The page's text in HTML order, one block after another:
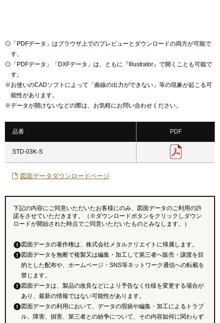
◎ 「PDFデータ」はブラウザ上でのプレビューとダウンロードの両方が可能で
す。
◎ 「PDFデータ」「DXFデータ」は、ともに『Illustrator』で開くことも可能で
す。
※お使いのCADソフトによって「曲線の出力ができない」等の現象が起こる可
能性があります。
※データが開けないなどの際は、お気軽にお問い合わせください。
品番 PDF
STD-03K-S
図面データダウンロードページ
下記の内容にご同意いただいたお客様にのみ、図面データのご利用の許
諾をさせていただきます。（※ダウンロードボタンをクリックしダウン
ロードが開始された時点でご同意いただいたものとみなします。）
図面データの著作権は、株式会社メタルクリエイトに帰属します。
図面データを無断で複製又は編集・加工して第三者へ販売・譲渡を目
的とした配布や、ホームページ・SNS等ネットワーク通信への転載を
禁じます。
図面データは、製品の改良などにより予告なく仕様を変更する場合が
あり、最新の情報ではない可能性があります。
図面データの利用において、データの瑕疵や編集・加工によるトラブ
ル、障害、損害、第三者との紛争について、その内容如何に関わらず